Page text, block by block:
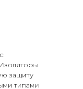
защиту
типами